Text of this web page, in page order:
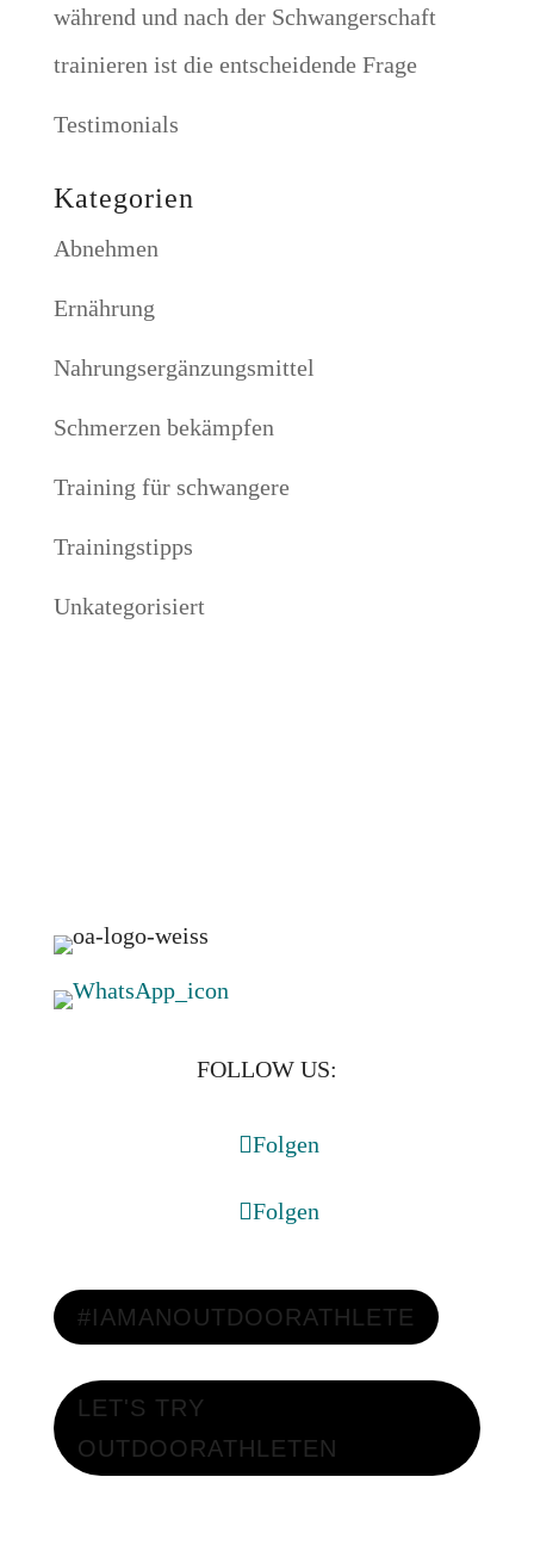
während und nach der Schwangerschaft
trainieren ist die entscheidende Frage
Testimonials
Kategorien
Abnehmen
Ernährung
Nahrungsergänzungsmittel
Schmerzen bekämpfen
Training für schwangere
Trainingstipps
Unkategorisiert
FOLLOW US:
Folgen
Folgen
#IAMANOUTDOORATHLETE
LET'S TRY
OUTDOORATHLETEN